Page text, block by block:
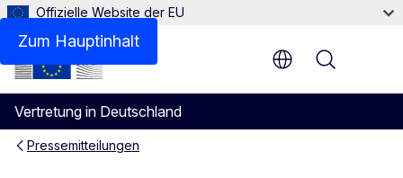
Zum Hauptinhalt
Offizielle Website der EU
Vertretung in Deutschland
Menu
Pressemitteilungen